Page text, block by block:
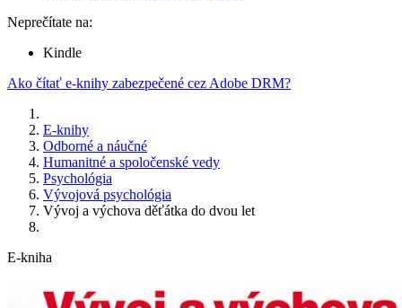
Neprečítate na:
Kindle
Ako čítať e-knihy zabezpečené cez Adobe DRM?
E-knihy
Odborné a náučné
Humanitné a spoločenské vedy
Psychológia
Vývojová psychológia
Vývoj a výchova děťátka do dvou let
E-kniha